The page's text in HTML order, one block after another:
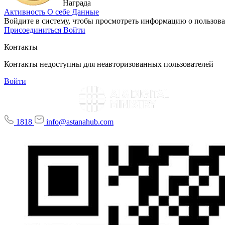
Награда
Активность О себе Данные
Войдите в систему, чтобы просмотреть информацию о
Присоединиться Войти
Контакты
Контакты недоступны для неавторизованных пользователей
Войти
1818 info@astanahub.com